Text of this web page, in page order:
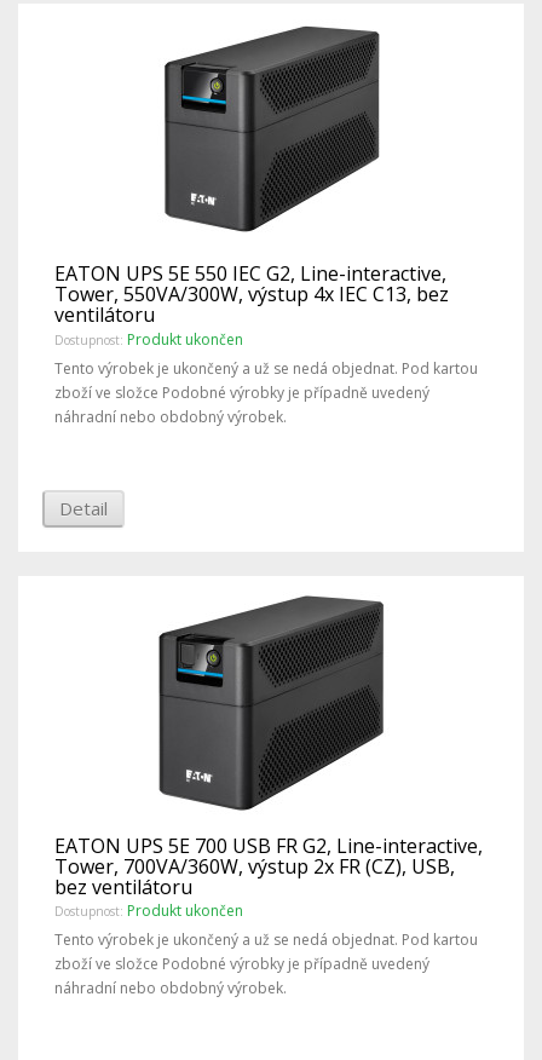
EATON UPS 5E 550 IEC G2, Line-interactive,
Tower, 550VA/300W, výstup 4x IEC C13, bez
ventilátoru
Dostupnost: Produkt ukončen
Tento výrobek je ukončený a už se nedá objednat. Pod kartou
zboží ve složce Podobné výrobky je případně uvedený
náhradní nebo obdobný výrobek.
Detail
EATON UPS 5E 700 USB FR G2, Line-interactive,
Tower, 700VA/360W, výstup 2x FR (CZ), USB,
bez ventilátoru
Dostupnost: Produkt ukončen
Tento výrobek je ukončený a už se nedá objednat. Pod kartou
zboží ve složce Podobné výrobky je případně uvedený
náhradní nebo obdobný výrobek.